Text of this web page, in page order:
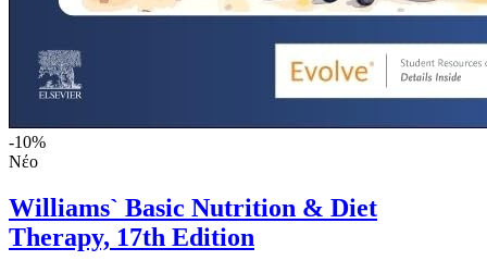
-10%
Νέο
Williams` Basic Nutrition & Diet
Therapy, 17th Edition